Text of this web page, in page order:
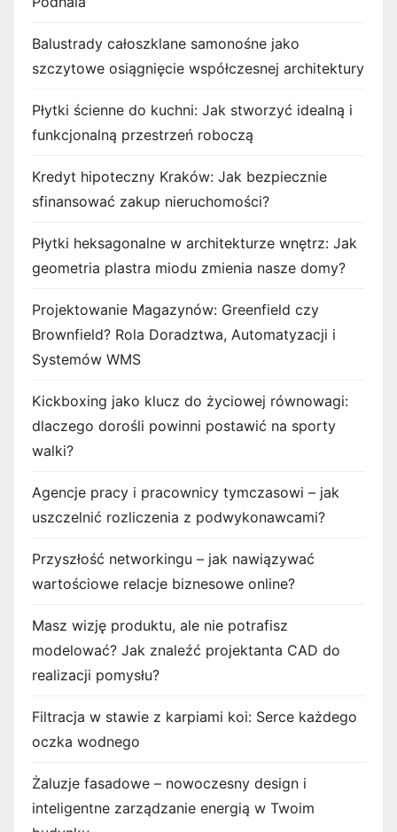
Balustrady całoszklane samonośne jako
szczytowe osiągnięcie współczesnej architektury
Płytki ścienne do kuchni: Jak stworzyć idealną i
funkcjonalną przestrzeń roboczą
Kredyt hipoteczny Kraków: Jak bezpiecznie
sfinansować zakup nieruchomości?
Płytki heksagonalne w architekturze wnętrz: Jak
geometria plastra miodu zmienia nasze domy?
Projektowanie Magazynów: Greenfield czy
Brownfield? Rola Doradztwa, Automatyzacji i
Systemów WMS
Kickboxing jako klucz do życiowej równowagi:
dlaczego dorośli powinni postawić na sporty
walki?
Agencje pracy i pracownicy tymczasowi – jak
uszczelnić rozliczenia z podwykonawcami?
Przyszłość networkingu – jak nawiązywać
wartościowe relacje biznesowe online?
Masz wizję produktu, ale nie potrafisz
modelować? Jak znaleźć projektanta CAD do
realizacji pomysłu?
Filtracja w stawie z karpiami koi: Serce każdego
oczka wodnego
Żaluzje fasadowe – nowoczesny design i
inteligentne zarządzanie energią w Twoim